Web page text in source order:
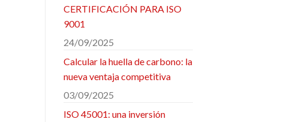
CERTIFICACIÓN PARA ISO
9001
24/09/2025
Calcular la huella de carbono: la
nueva ventaja competitiva
03/09/2025
ISO 45001: una inversión